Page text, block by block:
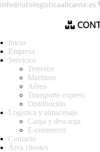
info@lotologisticaalicante.es
Inicio
Empresa
Servicios
Terrestre
Marítimo
Aéreo
Transporte express
Distribución
Logística y almacenaje
Carga y descarga
E-commerce
Contacto
Área clientes